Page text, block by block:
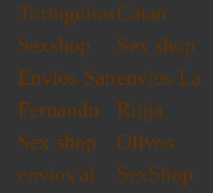
TortuguitasCatan
Sexshop
Envios San
Fernando
Sex shop
envios La
Rioja
Sex shop
envios al
Olivos
SexShop